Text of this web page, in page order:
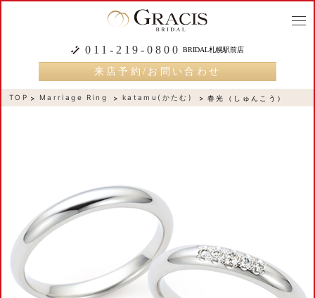
011-219-0800 BRIDAL札幌駅前店
来店予約/お問い合わせ
TOP Marriage Ring katamu(かたむ) 春光（しゅんこう）